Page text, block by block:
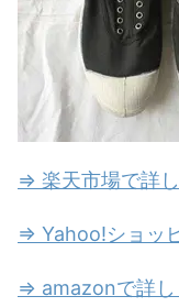
⇒ 楽天市場で詳
⇒ Yahoo!ショッ
⇒ amazonで詳し